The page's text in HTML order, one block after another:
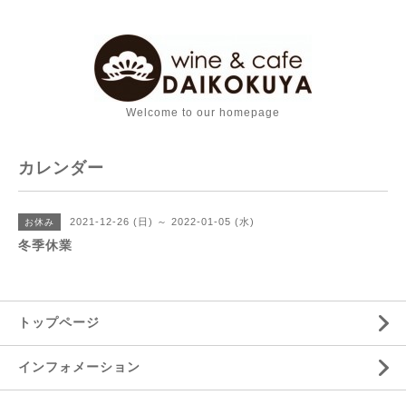
Welcome to our homepage
カレンダー
お休み 2021-12-26 (日) ～ 2022-01-05 (水)
冬季休業
トップページ
インフォメーション